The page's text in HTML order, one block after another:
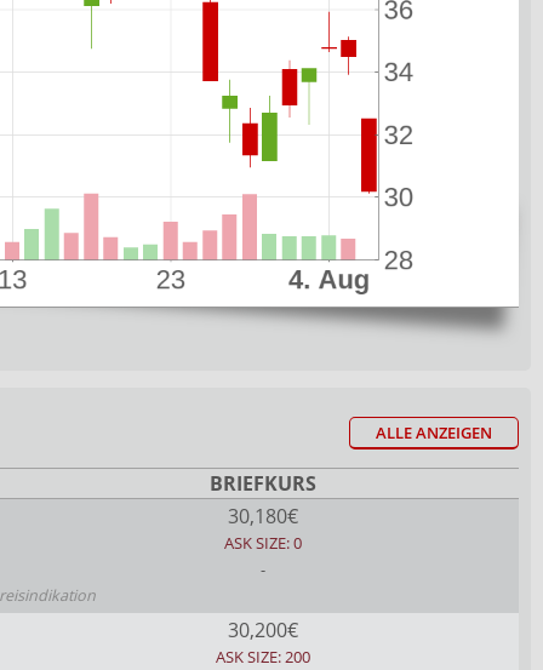
ALLE ANZEIGEN
BRIEFKURS
30,180€
ASK SIZE: 0
-
30,200€
ASK SIZE: 200